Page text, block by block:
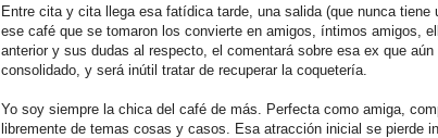
Entre cita y cita llega esa fatídica tarde, una salida (que nunca
ese café que se tomaron los convierte en amigos, íntimos amigos,
anterior y sus dudas al respecto, el comentará sobre esa ex que
consolidado, y será inútil tratar de recuperar la coquetería.
Yo soy siempre la chica del café de más. Perfecta como amiga,
libremente de temas cosas y casos. Esa atracción inicial se pierde